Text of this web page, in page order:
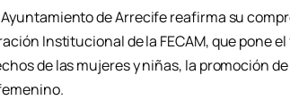
de Arrecife reafirma su
Institucional de la FECAM, que pone
de las mujeres y niñas, la promoción